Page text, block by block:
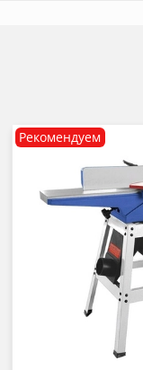
Рекомендуем